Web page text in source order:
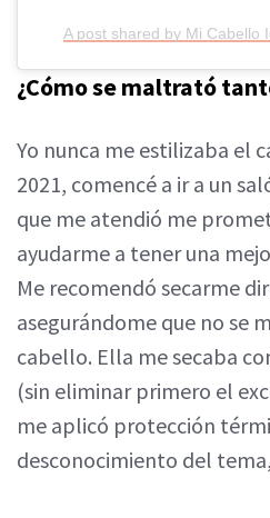
A post shared by Mi Cabello
¿Cómo se maltrató
Yo nunca me estilizaba el
2021, comencé a ir a un
que me atendió me
ayudarme a tener una
Me recomendó secarme
asegurándome que no se
cabello. Ella me secaba
(sin eliminar primero el
me aplicó protección
desconocimiento del